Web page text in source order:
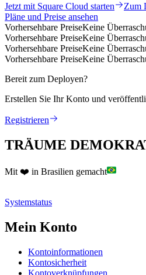
Jetzt mit Square Cloud starten
Zum
Pläne und Preise ansehen
Vorhersehbare PreiseKeine
Vorhersehbare PreiseKeine
Vorhersehbare PreiseKeine
Vorhersehbare PreiseKeine
Bereit zum Deployen?
Erstellen Sie Ihr Konto und
Registrieren
TRÄUME
Mit ❤️ in Brasilien gemacht
Systemstatus
Mein Konto
Kontoinformationen
Kontosicherheit
Kontoverknüpfungen